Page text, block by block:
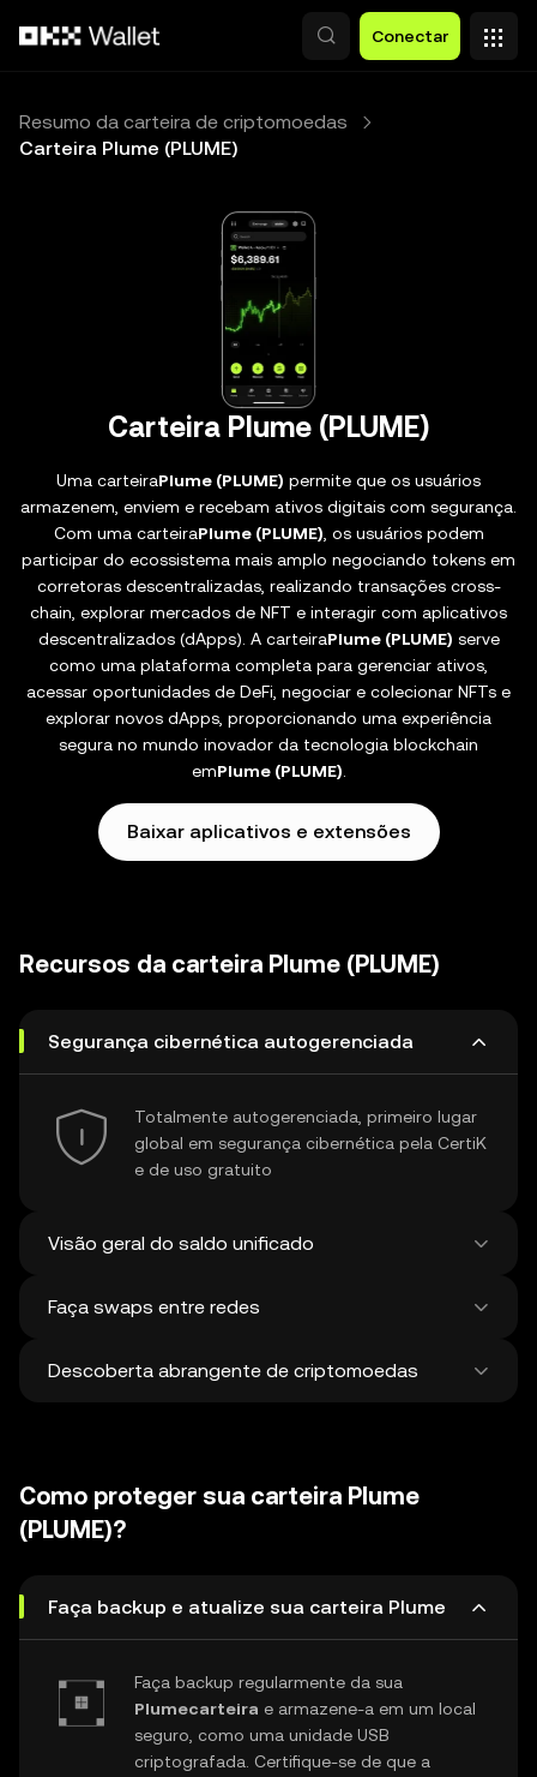
Conectar
Resumo da carteira de criptomoedas
Carteira Plume (PLUME)
Carteira Plume (PLUME)
Uma carteiraPlume (PLUME) permite que os usuários
armazenem, enviem e recebam ativos digitais com segurança.
Com uma carteiraPlume (PLUME) , os usuários podem
participar do ecossistema mais amplo negociando tokens em
corretoras descentralizadas, realizando transações cross-
chain, explorar mercados de NFT e interagir com aplicativos
descentralizados (dApps). A carteiraPlume (PLUME) serve
como uma plataforma completa para gerenciar ativos,
acessar oportunidades de DeFi, negociar e colecionar NFTs e
explorar novos dApps, proporcionando uma experiência
segura no mundo inovador da tecnologia blockchain
emPlume (PLUME)
Baixar aplicativos e extensões
Recursos da carteira Plume (PLUME)
Segurança cibernética autogerenciada
Totalmente autogerenciada, primeiro lugar
global em segurança cibernética pela CertiK
e de uso gratuito
Visão geral do saldo unificado
Faça swaps entre redes
Faça swaps e pontes entre ativos em
38 mercados.
Descoberta abrangente de criptomoedas
média de 120.000 novas moedas
Como proteger sua carteira Plume
(PLUME)?
Faça backup e atualize sua carteira Plume
Faça backup regularmente da sua
Plumecarteira e armazene-a em um local
seguro, como uma unidade USB
criptografada. Certifique-se de que a